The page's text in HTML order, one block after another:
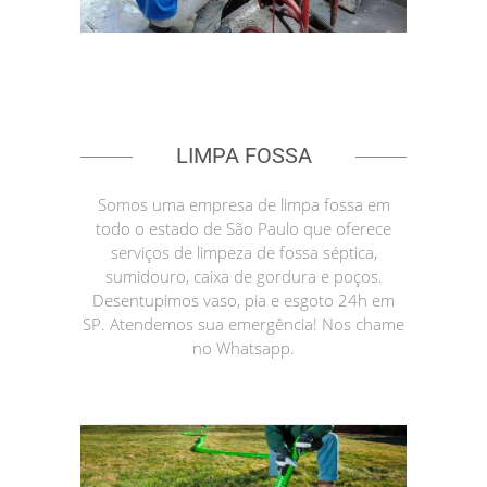
LIMPA FOSSA
Somos uma empresa de limpa fossa em
todo o estado de São Paulo que oferece
serviços de limpeza de fossa séptica,
sumidouro, caixa de gordura e poços.
Desentupimos vaso, pia e esgoto 24h em
SP. Atendemos sua emergência! Nos chame
no Whatsapp.